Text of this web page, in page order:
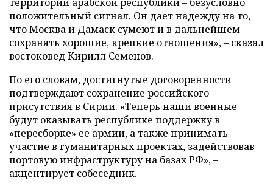
положительный сигнал. Он дает надежду на то,
что Москва и Дамаск сумеют и в дальнейшем
сохранять хорошие, крепкие отношения», – сказал
востоковед Кирилл Семенов.
По его словам, достигнутые договоренности
подтверждают сохранение российского
присутствия в Сирии. «Теперь наши военные
будут оказывать республике поддержку в
«пересборке» ее армии, а также принимать
участие в гуманитарных проектах, задействовав
портовую инфраструктуру на базах РФ», –
акцентирует собеседник.